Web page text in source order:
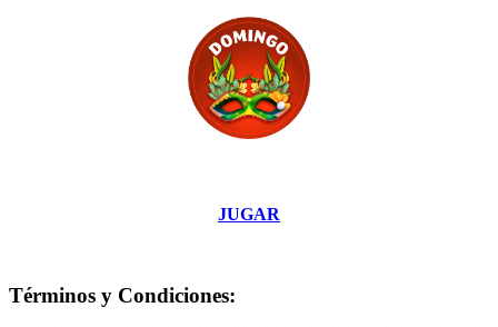
JUGAR
Términos y Condiciones: